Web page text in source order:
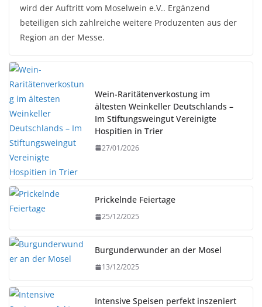
wird der Auftritt vom Moselwein e.V.. Ergänzend
beteiligen sich zahlreiche weitere Produzenten aus der
Region an der Messe.
Wein-Raritätenverkostung im
ältesten Weinkeller Deutschlands –
Im Stiftungsweingut Vereinigte
Hospitien in Trier
27/01/2026
Prickelnde Feiertage
25/12/2025
Burgunderwunder an der Mosel
13/12/2025
Intensive Speisen perfekt inszeniert